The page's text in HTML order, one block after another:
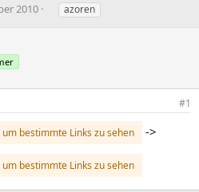
2010
S
w
r
t
e
azoren
#1
bestimmte Links zu sehen ->
bestimmte Links zu sehen